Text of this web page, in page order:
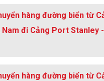
hàng đường biển từ
Nam đi Cảng Port Stanley -
hàng đường biển từ